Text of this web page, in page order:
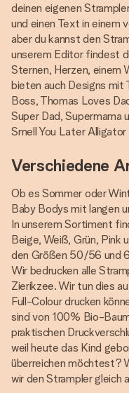
deinen eigenen
und einen Text in einem
aber du kannst den
unserem Editor findest
Sternen, Herzen, einem
bieten auch Designs
Boss, Thomas Loves
Super Dad, Supermama
Smell You Later
Verschiedene
Ob es Sommer oder
Baby Bodys mit langen
In unserem Sortiment
Beige, Weiß, Grün, Pink
den Größen 50/56 und
Wir bedrucken alle
Zierikzee. Wir tun dies
Full-Colour drucken
sind von 100% Bio-
praktischen
weil heute das Kind
überreichen möchtest?
wir den Strampler gleich